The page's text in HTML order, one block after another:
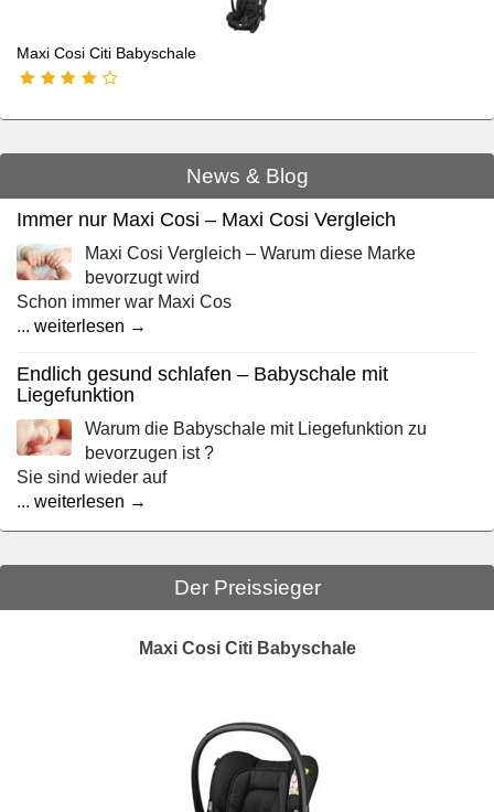
Maxi Cosi Citi Babyschale
News & Blog
Immer nur Maxi Cosi – Maxi Cosi Vergleich
Maxi Cosi Vergleich – Warum diese Marke
bevorzugt wird
Schon immer war Maxi Cos
... weiterlesen →
Endlich gesund schlafen – Babyschale mit
Liegefunktion
Warum die Babyschale mit Liegefunktion zu
bevorzugen ist ?
Sie sind wieder auf
... weiterlesen →
Der Preissieger
Maxi Cosi Citi Babyschale